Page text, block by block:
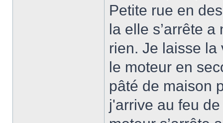
Petite rue en
la elle s’arrête
rien. Je laisse
le moteur en
pâté de maison
j'arrive au feu